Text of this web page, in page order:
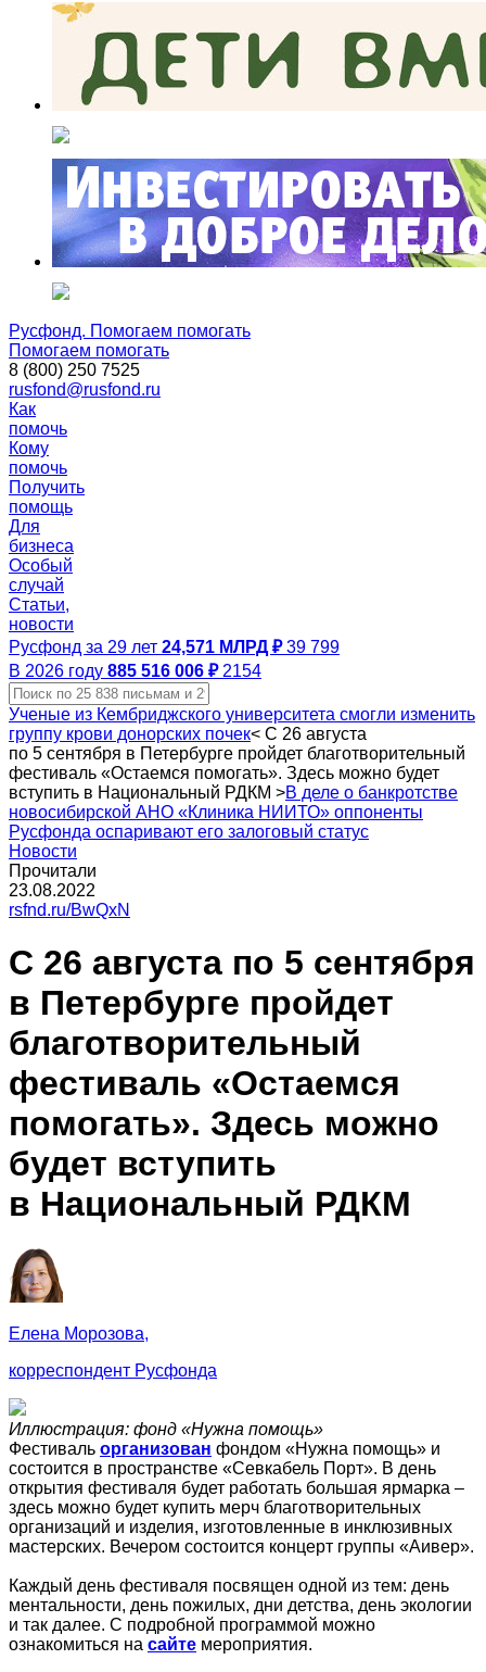
Русфонд. Помогаем помогать
Помогаем помогать
8 (800) 250 7525
rusfond@rusfond.ru
Как
помочь
Кому
помочь
Получить
помощь
Для
бизнеса
Особый
случай
Статьи,
новости
Русфонд за 29 лет 24,571 МЛРД ₽ 39 799
В 2026 году 885 516 006 ₽ 2154
Ученые из Кембриджского университета смогли изменить
группу крови донорских почек< С 26 августа
по 5 сентября в Петербурге пройдет благотворительный
фестиваль «Остаемся помогать». Здесь можно будет
вступить в Национальный РДКМ >В деле о банкротстве
новосибирской АНО «Клиника НИИТО» оппоненты
Русфонда оспаривают его залоговый статус
Новости
Прочитали
23.08.2022
rsfnd.ru/BwQxN
С 26 августа по 5 сентября
в Петербурге пройдет
благотворительный
фестиваль «Остаемся
помогать». Здесь можно
будет вступить
в Национальный РДКМ
Елена Морозова,
корреспондент Русфонда
Иллюстрация: фонд «Нужна помощь»
Фестиваль организован фондом «Нужна помощь» и
состоится в пространстве «Севкабель Порт». В день
открытия фестиваля будет работать большая ярмарка –
здесь можно будет купить мерч благотворительных
организаций и изделия, изготовленные в инклюзивных
мастерских. Вечером состоится концерт группы «Аивер».
Каждый день фестиваля посвящен одной из тем: день
ментальности, день пожилых, дни детства, день экологии
и так далее. С подробной программой можно
ознакомиться на сайте мероприятия.